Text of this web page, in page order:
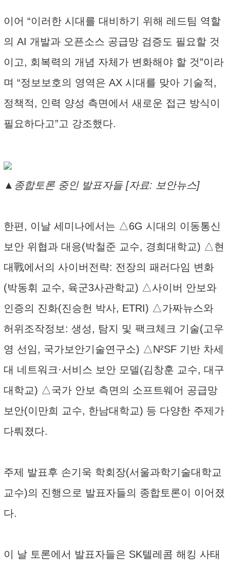
이어 “이러한 시대를 대비하기 위해 레드팀 역할
의 AI 개발과 오픈소스 공급망 검증도 필요할 것
이고, 회복력의 개념 자체가 변화해야 할 것”이라
며 “정보보호의 영역은 AX 시대를 맞아 기술적,
정책적, 인력 양성 측면에서 새로운 접근 방식이
필요하다고”고 강조했다.
▲종합토론 중인 발표자들 [자료: 보안뉴스]
한편, 이날 세미나에서는 △6G 시대의 이동통신
보안 위협과 대응(박철준 교수, 경희대학교) △현
대戰에서의 사이버전략: 전장의 패러다임 변화
(박동휘 교수, 육군3사관학교) △사이버 안보와
인증의 진화(진승헌 박사, ETRI) △가짜뉴스와
허위조작정보: 생성, 탐지 및 팩크체크 기술(고우
영 선임, 국가보안기술연구소) △N²SF 기반 차세
대 네트워크·서비스 보안 모델(김창훈 교수, 대구
대학교) △국가 안보 측면의 소프트웨어 공급망
보안(이만희 교수, 한남대학교) 등 다양한 주제가
다뤄졌다.
주제 발표후 손기욱 학회장(서울과학기술대학교
교수)의 진행으로 발표자들의 종합토론이 이어졌
다.
이 날 토론에서 발표자들은 SK텔레콤 해킹 사태